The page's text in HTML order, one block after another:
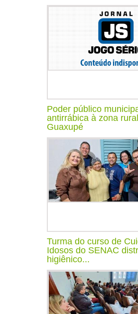
Poder público
antirrábica à zona
Guaxupé
Turma do curso de
Idosos do SENAC
higiênico...